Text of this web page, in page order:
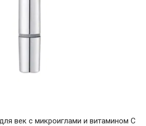
век с микроиглами и витамином C